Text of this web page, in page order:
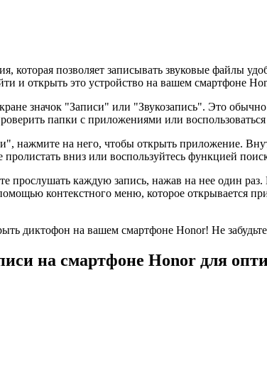
которая позволяет записывать звуковые файлы
и открыть это устройство на вашем смартфоне
значок "Записи" или "Звукозапись". Это
папки с приложениями или
нажмите на него, чтобы открыть приложение.
вниз или воспользуйтесь функцией
прослушать каждую запись, нажав на нее один
контекстного меню, которое открывается
диктофон на вашем смартфоне Honor! Не
на смартфоне Honor для